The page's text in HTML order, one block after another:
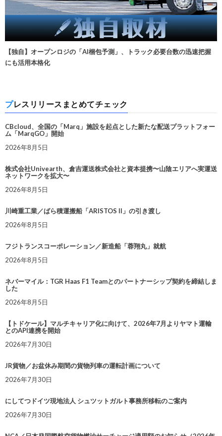
【独自】オープンロジの「AI梱包予測」、トラック必要台数の迅速把握
にも活用本格化
プレスリリースまとめてチェック
CBcloud、全国の「Marq」施設を起点とした新たな配送プラットフォー
ム「MarqGO」開始
2026年8月5日
株式会社Univearth、倉吉運送株式会社と資本提携〜山陰エリアへ実運送
ネットワークを拡大〜
2026年8月5日
川崎重工業／ばら積運搬船「ARISTOS II」の引き渡し
2026年8月5日
フジトランスコーポレーション／新造船「蓉翔丸」就航
2026年8月5日
ネバーマイル：TGR Haas F1 Teamとのパートナーシップ契約を締結しま
した
2026年8月5日
【トドケール】マルチキャリア化に向けて、2026年7月よりヤマト運輸
とのAPI連携を開始
2026年7月30日
JR貨物／お盆休み期間の貨物列車の運転計画について
2026年7月30日
にしてつドイツ現地法人 シュツットガルト事務所移転のご案内
2026年7月30日